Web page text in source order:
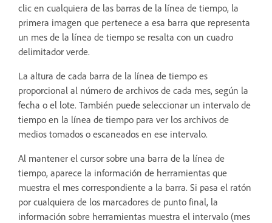
clic en cualquiera de las barras de la línea de tiempo, la
primera imagen que pertenece a esa barra que representa
un mes de la línea de tiempo se resalta con un cuadro
delimitador verde.
La altura de cada barra de la línea de tiempo es
proporcional al número de archivos de cada mes, según la
fecha o el lote. También puede seleccionar un intervalo de
tiempo en la línea de tiempo para ver los archivos de
medios tomados o escaneados en ese intervalo.
Al mantener el cursor sobre una barra de la línea de
tiempo, aparece la información de herramientas que
muestra el mes correspondiente a la barra. Si pasa el ratón
por cualquiera de los marcadores de punto final, la
información sobre herramientas muestra el intervalo (mes